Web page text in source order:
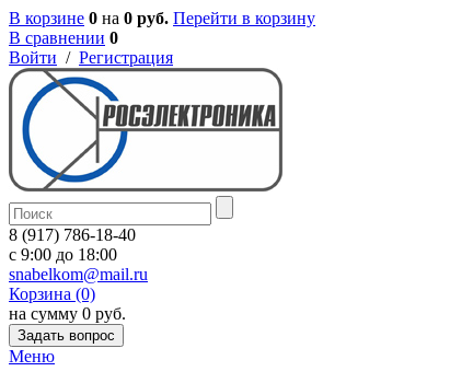
В корзине 0 на 0 руб. Перейти в корзину
В сравнении 0
Войти / Регистрация
8 (917) 786-18-40
c 9:00 до 18:00
snabelkom@mail.ru
Корзина (0)
на сумму 0 руб.
Задать вопрос
Меню